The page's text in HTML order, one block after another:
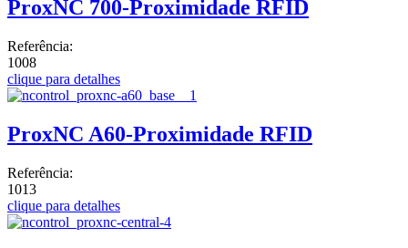
ProxNC 700-Proximidade RFID
Referência:
1008
clique para detalhes
ProxNC A60-Proximidade RFID
Referência:
1013
clique para detalhes